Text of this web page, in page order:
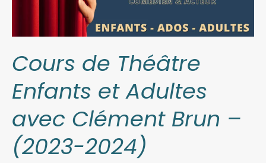
Cours de Théâtre
Enfants et Adultes
avec Clément Brun –
(2023-2024)
(2023-
2024)